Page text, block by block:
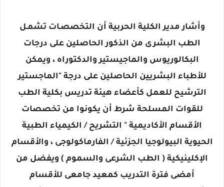
وأشار مدير الكلية الحربية أن التخصصـات تشمـل
الطب البشرى من الذكور الحاصلين على درجات
البكالوريوس والماجيستير والدكتوراه ، ويمكن
للأطباء البشريين الحاصلين على درجة "الماجستير
الترشيح للعمل كأعضاء هيئة تدريس بكلية الطب
للقوات المسلحة شرط أن يكونوا من تخصصات
الأقسام الأكاديمية " التشريح / الكيمياء الطبية
الحيوية البيولوجيا الجزئية / الفارماكولوجى ، والأقسام
الإكلينيكية ( الطب الشرعى والسموم ) ويفضل من
أمضى فترة التدريب كمعيد جامعى للأقسام